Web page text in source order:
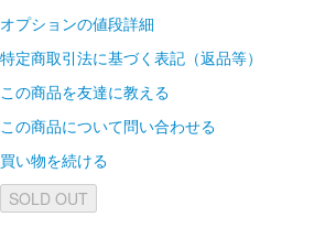
オプションの値段詳細
特定商取引法に基づく表記（返品等）
この商品を友達に教える
この商品について問い合わせる
買い物を続ける
SOLD OUT